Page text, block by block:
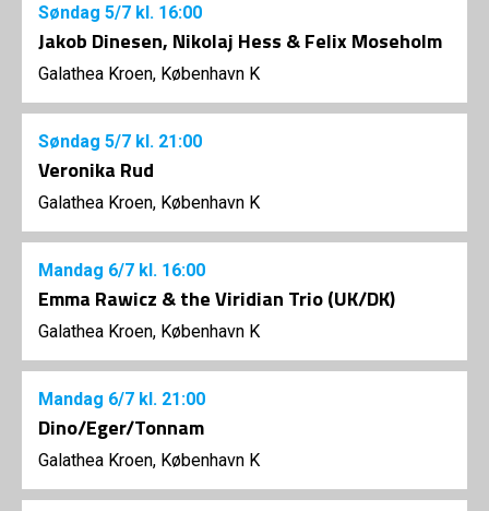
Søndag 5/7 kl. 16:00
Jakob Dinesen, Nikolaj Hess & Felix Moseholm
Galathea Kroen, København K
Søndag 5/7 kl. 21:00
Veronika Rud
Galathea Kroen, København K
Mandag 6/7 kl. 16:00
Emma Rawicz & the Viridian Trio (UK/DK)
Galathea Kroen, København K
Mandag 6/7 kl. 21:00
Dino/Eger/Tonnam
Galathea Kroen, København K